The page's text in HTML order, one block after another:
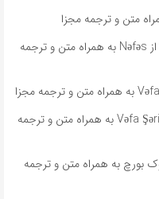
آهنگ آذربایجانی Səndə Də Az Yoxdur از Nəfəs به همراه متن و ترجمه
آهنگ آذربایجانی Seni Sevirəm از Vəfa Şərifova به همراه متن و ترجمه
بورچ به همراه متن و ترجمه